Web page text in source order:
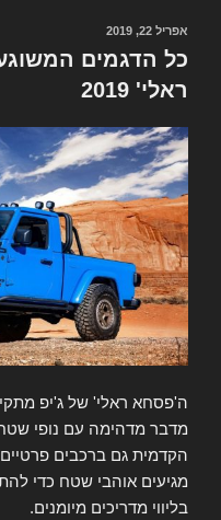
פורסם
אפריל 22, 2019
כל הדגמים
ראלי' 2019
ה'פסחא ראלי' של ג'יפ
מדבר מדהימה עם נופי
בליווי מדריכים מיומנים.